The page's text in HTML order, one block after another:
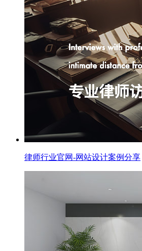
律师行业官网-网站设计案例分享